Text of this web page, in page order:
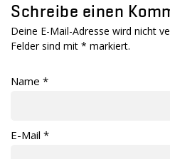
Schreibe einen
Deine E-Mail-Adresse wird nicht
Felder sind mit * markiert.
Name *
E-Mail *